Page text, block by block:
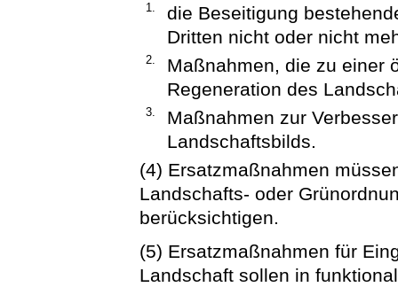
1.
die Beseitigung
Dritten nicht oder nicht
2.
Maßnahmen, die zu einer
Regeneration des
3.
Maßnahmen zur
Landschaftsbilds.
(4) Ersatzmaßnahmen
Landschafts- oder
berücksichtigen.
(5) Ersatzmaßnahmen für
Landschaft sollen in